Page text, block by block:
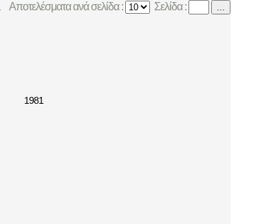
Αποτελέσματα ανά σελίδα : Σελίδα : ...
1981